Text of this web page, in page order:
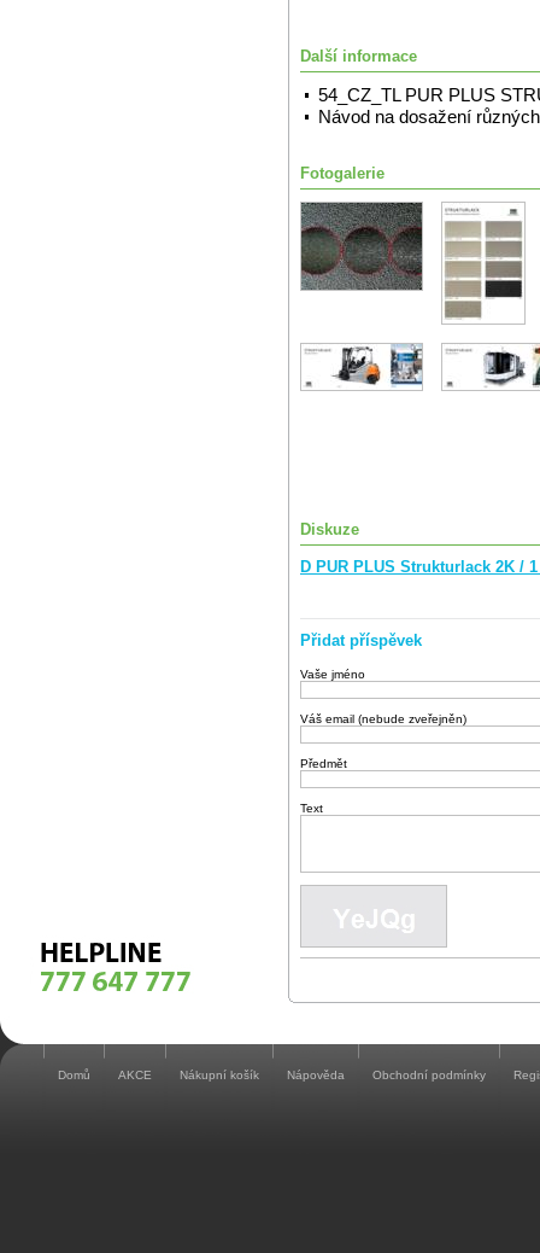
Další informace
54_CZ_TL PUR PLUS
Návod na dosažení
Fotogalerie
Diskuze
D PUR PLUS Strukturlack 2K /
Přidat příspěvek
Vaše jméno
Váš email (nebude zveřejněn)
Předmět
Text
Domů AKCE Nákupní košík Nápověda Obchodní podmínky